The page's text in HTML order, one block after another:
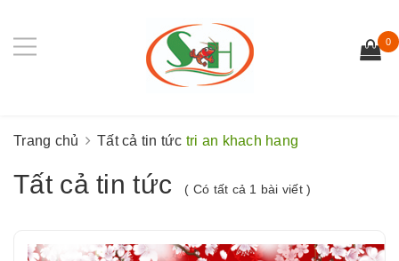
0
Trang chủ Tất cả tin tức tri an khach hang
Tất cả tin tức ( Có tất cả 1 bài viết )